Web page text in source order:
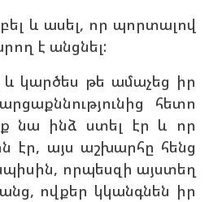
և ասել, որ պորտալով
է անցնել:
կարծես թե ամաչեց իր
հետո
նա ինձ ստել էր և որ
էր, այս աշխարհը հենց
որպեսզի այստեղ
ովքեր կկանգնեն իր